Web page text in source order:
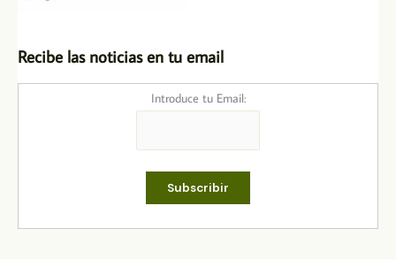
Recibe las noticias en tu email
Introduce tu Email: